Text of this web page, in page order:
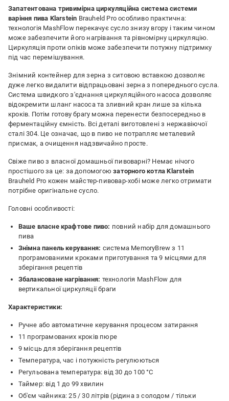
Запатентована тривимірна циркуляційна система системи
варіння пива Klarstein Brauheld Pro особливо практична:
технологія MashFlow перекачує сусло знизу вгору і таким чином
може забезпечити його нагрівання та рівномірну циркуляцію.
Циркуляція проти опіків може забезпечити потужну підтримку
під час перемішування.
Знімний контейнер для зерна з ситовою вставкою дозволяє
дуже легко видалити відпрацьовані зерна з попереднього сусла.
Система швидкого з'єднання циркуляційного насоса дозволяє
відокремити шланг насоса та зливний кран лише за кілька
кроків. Потім готову брагу можна перенести безпосередньо в
ферментаційну ємність. Всі деталі виготовлені з нержавіючої
сталі 304. Це означає, що в пиво не потрапляє металевий
присмак, а очищення надзвичайно просте.
Свіже пиво з власної домашньої пивоварні? Немає нічого
простішого за це: за допомогоюзаторного котла Klarstein
Brauheld Pro кожен майстер-пивовар-хобі може легко отримати
потрібне оригінальне сусло.
Головні особливості:
Ваше власне крафтове пиво: повний набір для домашнього
пива
Знімна панель керування: система MemoryBrew з 11
програмованими кроками приготування та 9 місцями для
зберігання рецептів
Збалансоване нагрівання: технологія MashFlow для
вертикальної циркуляції браги
Характеристики:
Ручне або автоматичне керування процесом затирання
11 програмованих кроків пюре
9 місць для зберігання рецептів
Температура, час і потужність регулюються
Регульована температура: від 30 до 100 °C
Таймер: від 1 до 99 хвилин
Об'єм чайника: 25 / 30 літрів (рідина з солодом / тільки